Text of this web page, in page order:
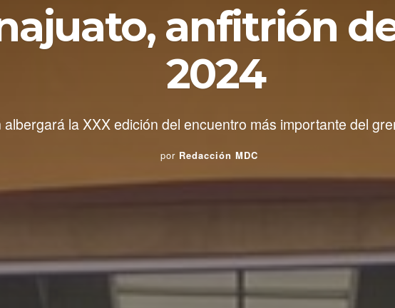
anfitrión
2024
la XXX edición del encuentro más importante del
por Redacción MDC